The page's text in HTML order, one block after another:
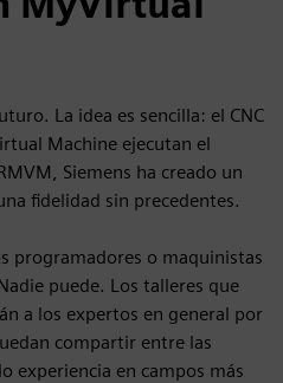
La idea es sencilla: el CNC
Machine ejecutan el
Siemens ha creado un
fidelidad sin precedentes.
programadores o maquinistas
puede. Los talleres que
a los expertos en general por
compartir entre las
experiencia en campos más